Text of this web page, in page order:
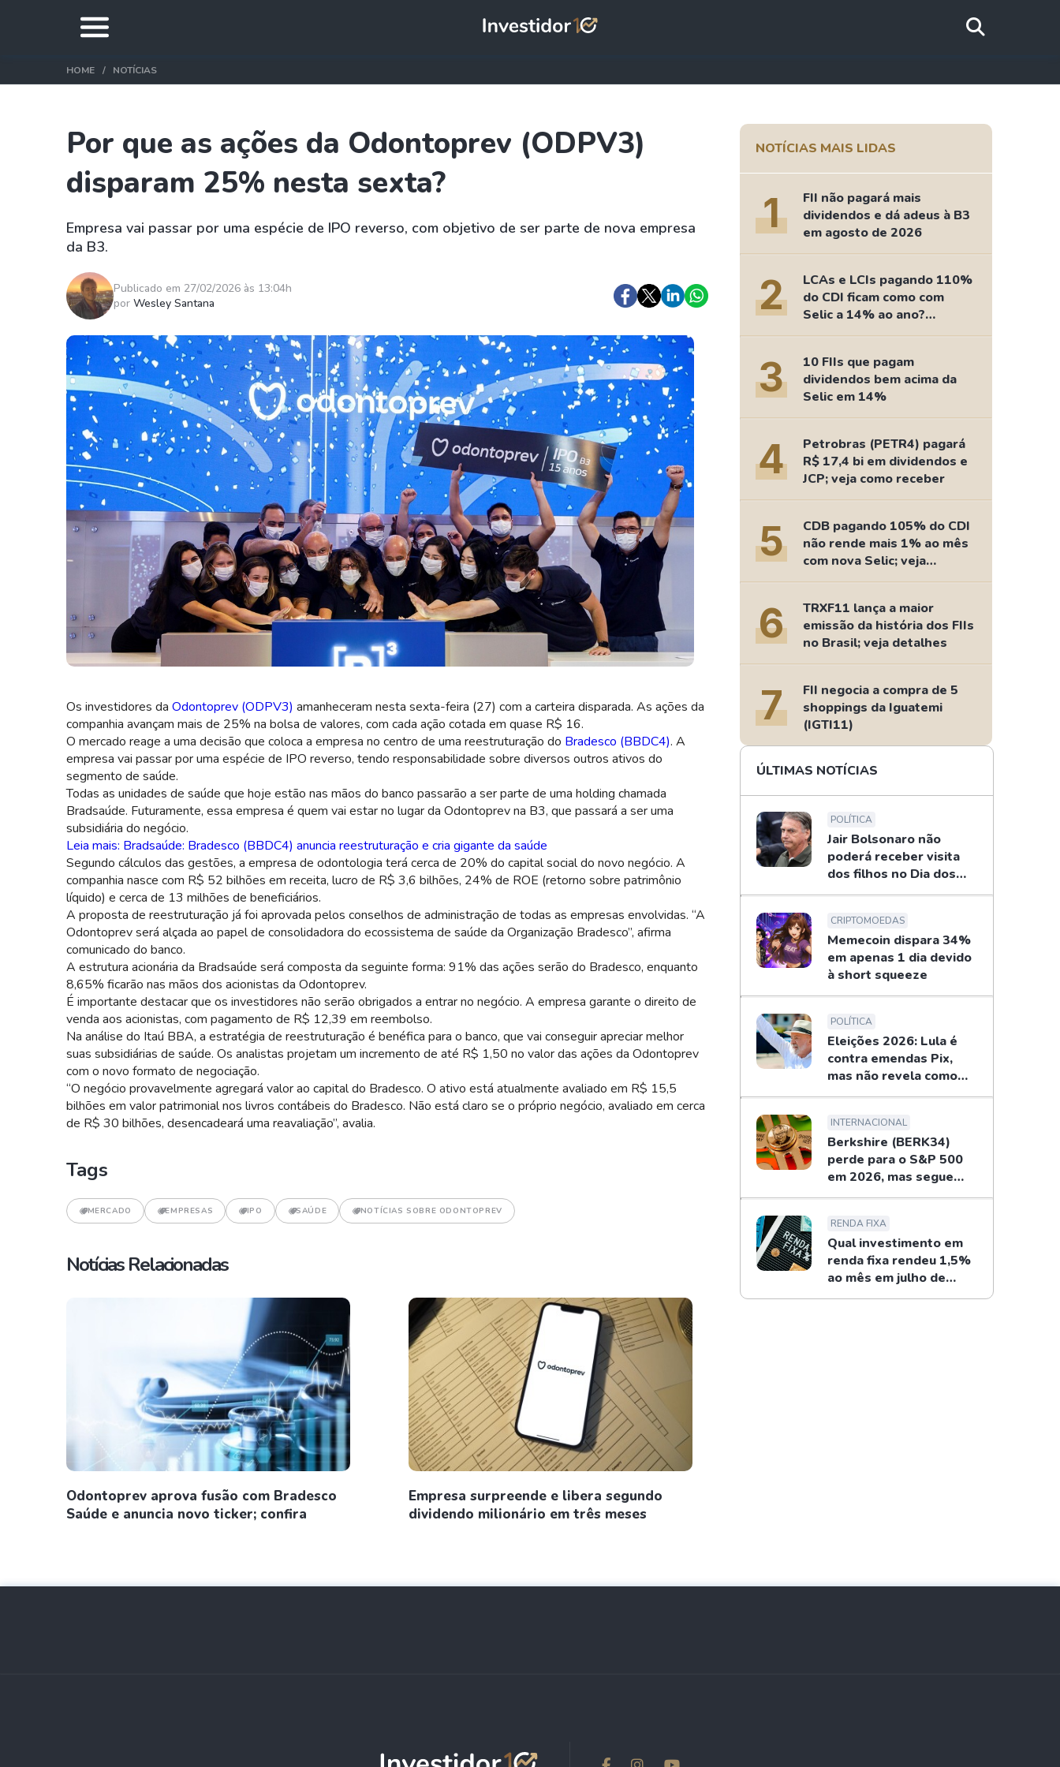
HOME NOTÍCIAS
Por que as ações da Odontoprev (ODPV3)
disparam 25% nesta sexta?
Empresa vai passar por uma espécie de IPO reverso, com objetivo de ser parte de nova empresa
da B3.
Publicado em 27/02/2026 às 13:04h
por Wesley Santana
Odontoprev é uma das maiores operadoras de saúde, com R$ 9 bilhões em valor de mercado (Imagem: Divulgação/B3)
Os investidores da Odontoprev (ODPV3) amanheceram nesta sexta-feira (27) com a carteira disparada. As ações da
companhia avançam mais de 25% na bolsa de valores, com cada ação cotada em quase R$ 16.
O mercado reage a uma decisão que coloca a empresa no centro de uma reestruturação do Bradesco (BBDC4). A
empresa vai passar por uma espécie de IPO reverso, tendo responsabilidade sobre diversos outros ativos do
segmento de saúde.
Todas as unidades de saúde que hoje estão nas mãos do banco passarão a ser parte de uma holding chamada
Bradsaúde. Futuramente, essa empresa é quem vai estar no lugar da Odontoprev na B3, que passará a ser uma
subsidiária do negócio.
Leia mais: Bradsaúde: Bradesco (BBDC4) anuncia reestruturação e cria gigante da saúde
Segundo cálculos das gestões, a empresa de odontologia terá cerca de 20% do capital social do novo negócio. A
companhia nasce com R$ 52 bilhões em receita, lucro de R$ 3,6 bilhões, 24% de ROE (retorno sobre patrimônio
líquido) e cerca de 13 milhões de beneficiários.
A proposta de reestruturação já foi aprovada pelos conselhos de administração de todas as empresas envolvidas. “A
Odontoprev será alçada ao papel de consolidadora do ecossistema de saúde da Organização Bradesco”, afirma
comunicado do banco.
A estrutura acionária da Bradsaúde será composta da seguinte forma: 91% das ações serão do Bradesco, enquanto
8,65% ficarão nas mãos dos acionistas da Odontoprev.
É importante destacar que os investidores não serão obrigados a entrar no negócio. A empresa garante o direito de
venda aos acionistas, com pagamento de R$ 12,39 em reembolso.
Na análise do Itaú BBA, a estratégia de reestruturação é benéfica para o banco, que vai conseguir apreciar melhor
suas subsidiárias de saúde. Os analistas projetam um incremento de até R$ 1,50 no valor das ações da Odontoprev
com o novo formato de negociação.
“O negócio provavelmente agregará valor ao capital do Bradesco. O ativo está atualmente avaliado em R$ 15,5
bilhões em valor patrimonial nos livros contábeis do Bradesco. Não está claro se o próprio negócio, avaliado em cerca
de R$ 30 bilhões, desencadeará uma reavaliação”, avalia.
Tags
MERCADO EMPRESAS IPO SAÚDE NOTÍCIAS SOBRE ODONTOPREV
Notícias Relacionadas
Odontoprev aprova fusão com Bradesco
Saúde e anuncia novo ticker; confira
Empresa surpreende e libera segundo
dividendo milionário em três meses
NOTÍCIAS MAIS LIDAS
1
FII não pagará mais
dividendos e dá adeus à B3
em agosto de 2026
2
LCAs e LCIs pagando 110%
do CDI ficam como com
Selic a 14% ao ano?
Fizemos as contas
3
10 FIIs que pagam
dividendos bem acima da
Selic em 14%
4
Petrobras (PETR4) pagará
R$ 17,4 bi em dividendos e
JCP; veja como receber
5
CDB pagando 105% do CDI
não rende mais 1% ao mês
com nova Selic; veja
retorno
6
TRXF11 lança a maior
emissão da história dos FIIs
no Brasil; veja detalhes
7
FII negocia a compra de 5
shoppings da Iguatemi
(IGTI11)
ÚLTIMAS NOTÍCIAS
POLÍTICA
Jair Bolsonaro não
poderá receber visita
dos filhos no Dia dos
Pais
CRIPTOMOEDAS
Memecoin dispara 34%
em apenas 1 dia devido
à short squeeze
POLÍTICA
Eleições 2026: Lula é
contra emendas Pix,
mas não revela como
combaterá
INTERNACIONAL
Berkshire (BERK34)
perde para o S&P 500
em 2026, mas segue
recompras de Buffett
RENDA FIXA
Qual investimento em
renda fixa rendeu 1,5%
ao mês em julho de
2026?